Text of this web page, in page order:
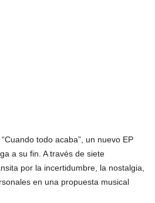
todo acaba”, un nuevo EP
a su fin. A través de siete
por la incertidumbre, la nostalgia,
en una propuesta musical